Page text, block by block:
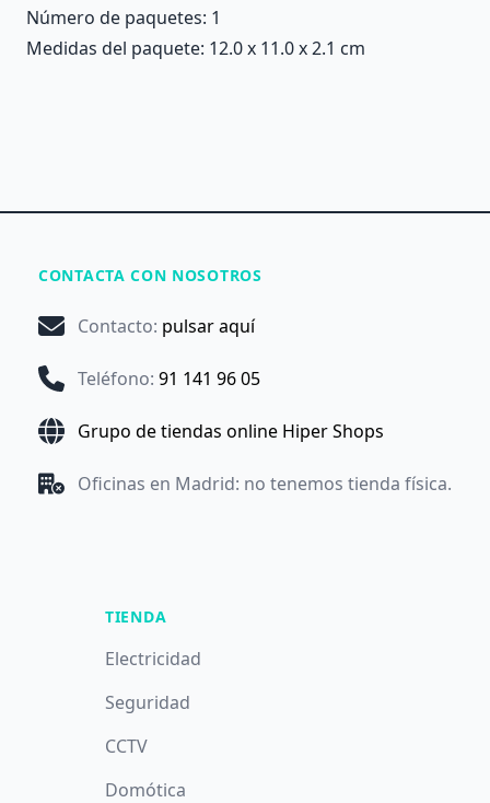
Número de paquetes: 1
Medidas del paquete: 12.0 x 11.0 x 2.1 cm
CONTACTA CON NOSOTROS
Contacto: pulsar aquí
Teléfono: 91 141 96 05
Grupo de tiendas online Hiper Shops
Oficinas en Madrid: no tenemos tienda física.
TIENDA
Electricidad
Seguridad
CCTV
Domótica